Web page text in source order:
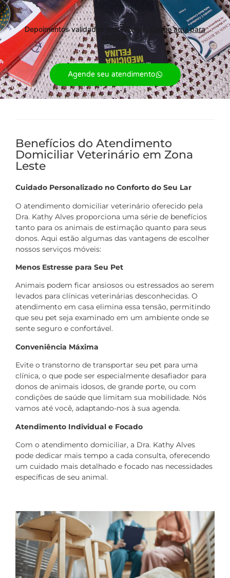
Depoimentos validados pelo Google.
Clique aqui para
verificar.
Agende seu atendimento
Benefícios do Atendimento
Domiciliar Veterinário em Zona
Leste
Cuidado Personalizado no Conforto do Seu Lar
O atendimento domiciliar veterinário oferecido pela
Dra. Kathy Alves proporciona uma série de benefícios
tanto para os animais de estimação quanto para seus
donos. Aqui estão algumas das vantagens de escolher
nossos serviços móveis:
Menos Estresse para Seu Pet
Animais podem ficar ansiosos ou estressados ao serem
levados para clínicas veterinárias desconhecidas. O
atendimento em casa elimina essa tensão, permitindo
que seu pet seja examinado em um ambiente onde se
sente seguro e confortável.
Conveniência Máxima
Evite o transtorno de transportar seu pet para uma
clínica, o que pode ser especialmente desafiador para
donos de animais idosos, de grande porte, ou com
condições de saúde que limitam sua mobilidade. Nós
vamos até você, adaptando-nos à sua agenda.
Atendimento Individual e Focado
Com o atendimento domiciliar, a Dra. Kathy Alves
pode dedicar mais tempo a cada consulta, oferecendo
um cuidado mais detalhado e focado nas necessidades
específicas de seu animal.